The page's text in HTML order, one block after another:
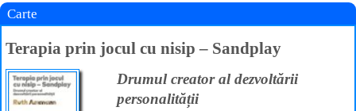
Carte
Terapia prin jocul cu nisip – Sandplay
Drumul creator al dezvoltării
personalității